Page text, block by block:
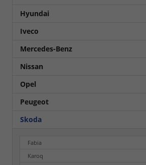
Hyundai
Iveco
Mercedes-Benz
Nissan
Opel
Peugeot
Skoda
Fabia
Karoq